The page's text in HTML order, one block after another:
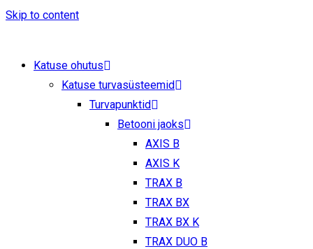
Skip to content
Katuse ohutus
Katuse turvasüsteemid
Turvapunktid
Betooni jaoks
AXIS B
AXIS K
TRAX B
TRAX BX
TRAX BX K
TRAX DUO B